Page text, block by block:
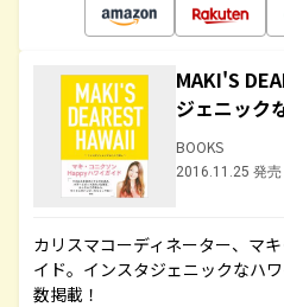
MAKI'S
ジェニック
BOOKS
2016.11.25 発売
カリスマコーディネーター、マ
イド。インスタジェニックなハ
数掲載！